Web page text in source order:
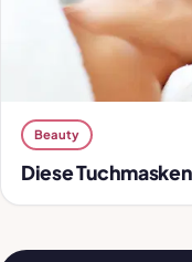
Beauty
Diese